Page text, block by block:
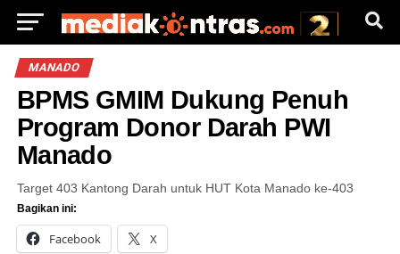
MANADO
BPMS GMIM Dukung Penuh
Program Donor Darah PWI
Manado
Target 403 Kantong Darah untuk HUT Kota Manado ke-403
Bagikan ini:
Facebook X